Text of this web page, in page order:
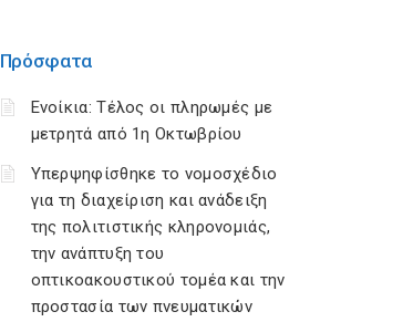
Πρόσφατα
Ενοίκια: Τέλος οι πληρωμές με
μετρητά από 1η Οκτωβρίου
Υπερψηφίσθηκε το νομοσχέδιο
για τη διαχείριση και ανάδειξη
της πολιτιστικής κληρονομιάς,
την ανάπτυξη του
οπτικοακουστικού τομέα και την
προστασία των πνευματικών